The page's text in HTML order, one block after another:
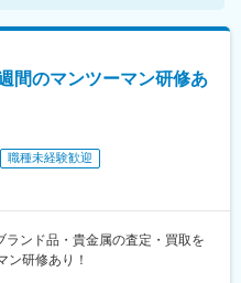
間のマンツーマン研修あ
職種未経験歓迎
ンド品・貴金属の査定・買取を
研修あり！